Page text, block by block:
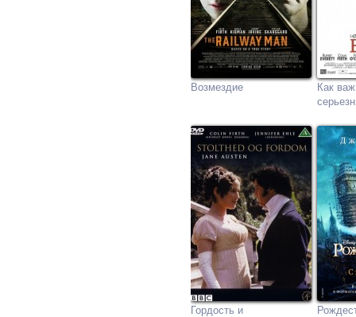
Возмездие
Как
Гордость и